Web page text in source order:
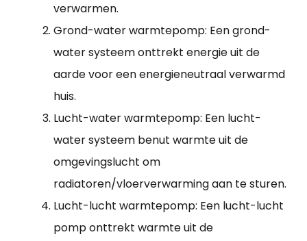
verwarmen.
Grond-water warmtepomp: Een grond-
water systeem onttrekt energie uit de
aarde voor een energieneutraal verwarmd
huis.
Lucht-water warmtepomp: Een lucht-
water systeem benut warmte uit de
omgevingslucht om
radiatoren/vloerverwarming aan te sturen.
Lucht-lucht warmtepomp: Een lucht-lucht
pomp onttrekt warmte uit de